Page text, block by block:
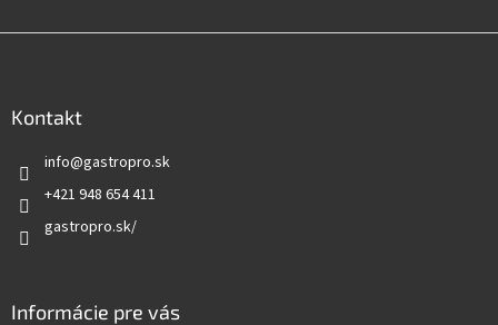
Kontakt
info@gastropro.sk
+421 948 654 411
gastropro.sk/
Informácie pre vás